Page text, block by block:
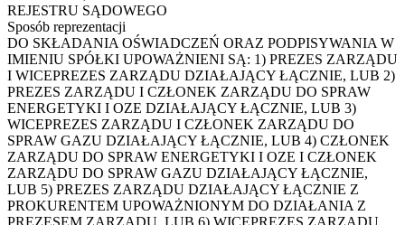
REJESTRU SĄDOWEGO
Sposób reprezentacji
DO SKŁADANIA OŚWIADCZEŃ ORAZ PODPISYWANIA W
IMIENIU SPÓŁKI UPOWAŻNIENI SĄ: 1) PREZES ZARZĄDU
I WICEPREZES ZARZĄDU DZIAŁAJĄCY ŁĄCZNIE, LUB 2)
PREZES ZARZĄDU I CZŁONEK ZARZĄDU DO SPRAW
ENERGETYKI I OZE DZIAŁAJĄCY ŁĄCZNIE, LUB 3)
WICEPREZES ZARZĄDU I CZŁONEK ZARZĄDU DO
SPRAW GAZU DZIAŁAJĄCY ŁĄCZNIE, LUB 4) CZŁONEK
ZARZĄDU DO SPRAW ENERGETYKI I OZE I CZŁONEK
ZARZĄDU DO SPRAW GAZU DZIAŁAJĄCY ŁĄCZNIE,
LUB 5) PREZES ZARZĄDU DZIAŁAJĄCY ŁĄCZNIE Z
PROKURENTEM UPOWAŻNIONYM DO DZIAŁANIA Z